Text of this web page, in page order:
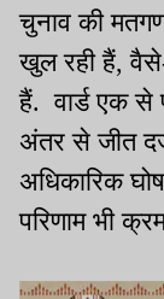
चुनाव की
खुल रही हैं,
हैं. वार्ड एक से
अंतर से जीत
अधिकारिक
परिणाम भी